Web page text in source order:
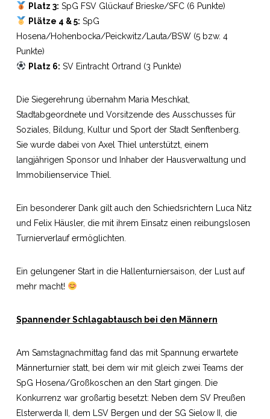
Platz 3: SpG FSV Glückauf Brieske/SFC (6 Punkte)
Plätze 4 & 5: SpG
Hosena/Hohenbocka/Peickwitz/Lauta/BSW (5 bzw. 4
Punkte)
Platz 6: SV Eintracht Ortrand (3 Punkte)
Die Siegerehrung übernahm Maria Meschkat,
Stadtabgeordnete und Vorsitzende des Ausschusses für
Soziales, Bildung, Kultur und Sport der Stadt Senftenberg.
Sie wurde dabei von Axel Thiel unterstützt, einem
langjährigen Sponsor und Inhaber der Hausverwaltung und
Immobilienservice Thiel.
Ein besonderer Dank gilt auch den Schiedsrichtern Luca Nitz
und Felix Häusler, die mit ihrem Einsatz einen reibungslosen
Turnierverlauf ermöglichten.
Ein gelungener Start in die Hallenturniersaison, der Lust auf
mehr macht!
Spannender Schlagabtausch bei den Männern
Am Samstagnachmittag fand das mit Spannung erwartete
Männerturnier statt, bei dem wir mit gleich zwei Teams der
SpG Hosena/Großkoschen an den Start gingen. Die
Konkurrenz war großartig besetzt: Neben dem SV Preußen
Elsterwerda II, dem LSV Bergen und der SG Sielow II, die